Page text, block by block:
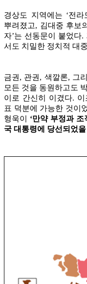
경상도 지역에는 ‘전라
뿌려졌고, 김대중 후보
자’는 선동문이 붙었다
서도 치밀한 정치적 대
금권, 관권, 색깔론, 그
모든 것을 동원하고도
이로 간신히 이겼다. 이
표 덕분에 가능한 것이
형욱이 ‘만약 부정과
국 대통령에 당선되었을